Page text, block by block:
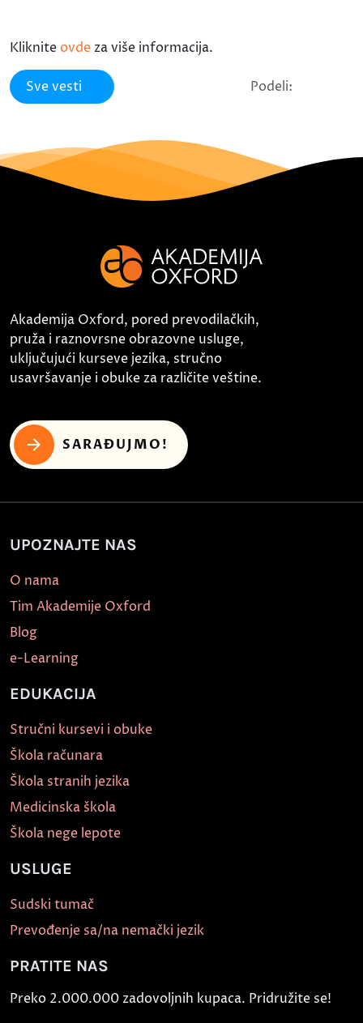
Kliknite ovde za više informacija.
Sve vesti Podeli:
Akademija Oxford, pored prevodilačkih,
pruža i raznovrsne obrazovne usluge,
uključujući kurseve jezika, stručno
usavršavanje i obuke za različite veštine.
SARAĐUJMO!
UPOZNAJTE NAS
O nama
Tim Akademije Oxford
Blog
e-Learning
EDUKACIJA
Stručni kursevi i obuke
Škola računara
Škola stranih jezika
Medicinska škola
Škola nege lepote
USLUGE
Sudski tumač
Prevođenje sa/na nemački jezik
PRATITE NAS
Preko 2.000.000 zadovoljnih kupaca. Pridružite se!